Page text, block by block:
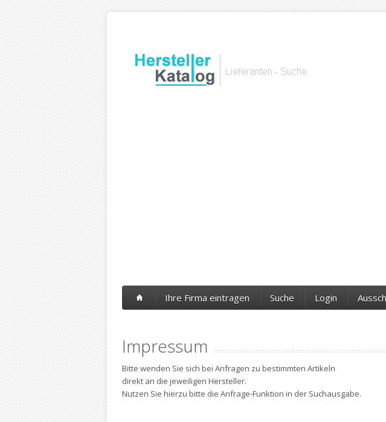
Ihre Firma eintragen Suche Login
Impressum
Bitte wenden Sie sich bei Anfragen zu bestimmten Artikeln
direkt an die jeweiligen Hersteller.
Nutzen Sie hierzu bitte die Anfrage-Funktion in der Suchausgabe.